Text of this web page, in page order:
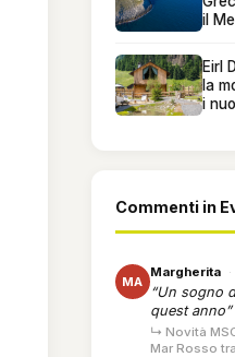
il
Eirl
la
i
Commenti in
MA
Margherita ·
“Un sogno
quest anno”
↳ Novità
Mar Rosso